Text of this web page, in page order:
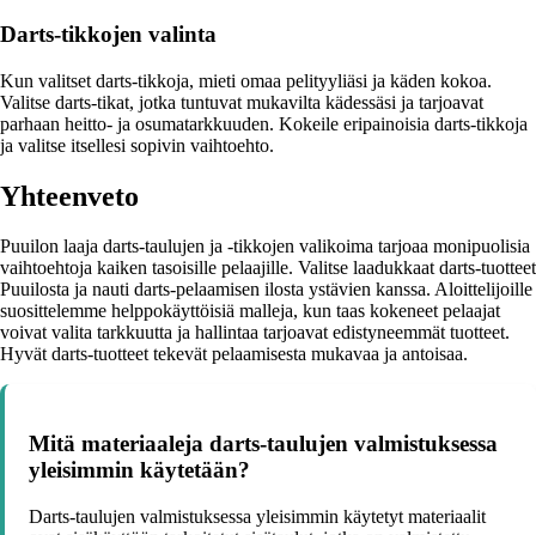
Darts-tikkojen valinta
Kun valitset darts-tikkoja, mieti omaa pelityyliäsi ja käden kokoa.
Valitse darts-tikat, jotka tuntuvat mukavilta kädessäsi ja tarjoavat
parhaan heitto- ja osumatarkkuuden. Kokeile eripainoisia darts-tikkoja
ja valitse itsellesi sopivin vaihtoehto.
Yhteenveto
Puuilon laaja darts-taulujen ja -tikkojen valikoima tarjoaa monipuolisia
vaihtoehtoja kaiken tasoisille pelaajille. Valitse laadukkaat darts-tuotteet
Puuilosta ja nauti darts-pelaamisen ilosta ystävien kanssa. Aloittelijoille
suosittelemme helppokäyttöisiä malleja, kun taas kokeneet pelaajat
voivat valita tarkkuutta ja hallintaa tarjoavat edistyneemmät tuotteet.
Hyvät darts-tuotteet tekevät pelaamisesta mukavaa ja antoisaa.
Mitä materiaaleja darts-taulujen valmistuksessa
yleisimmin käytetään?
Darts-taulujen valmistuksessa yleisimmin käytetyt materiaalit